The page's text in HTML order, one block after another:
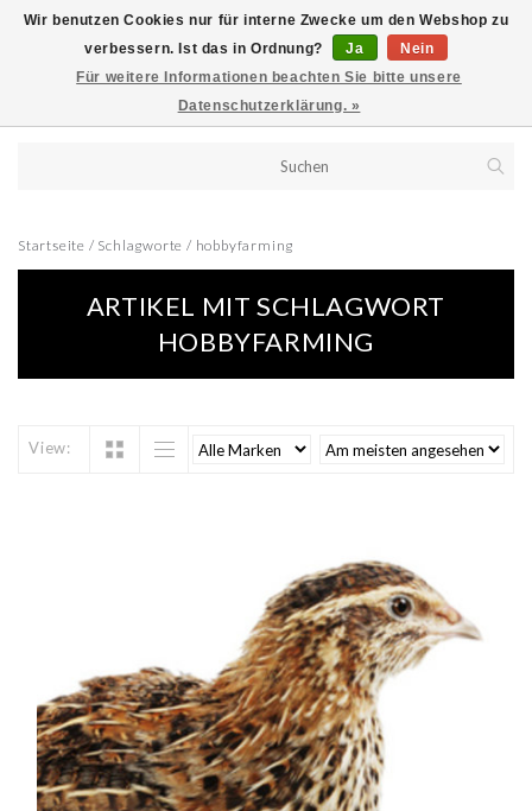
Startseite / Schlagworte / hobbyfarming
ARTIKEL MIT SCHLAGWORT
HOBBYFARMING
View:
Wir benutzen Cookies nur für interne Zwecke um den Webshop zu
verbessern. Ist das in Ordnung?
Ja
Nein
Für weitere Informationen beachten Sie bitte unsere
Datenschutzerklärung. »